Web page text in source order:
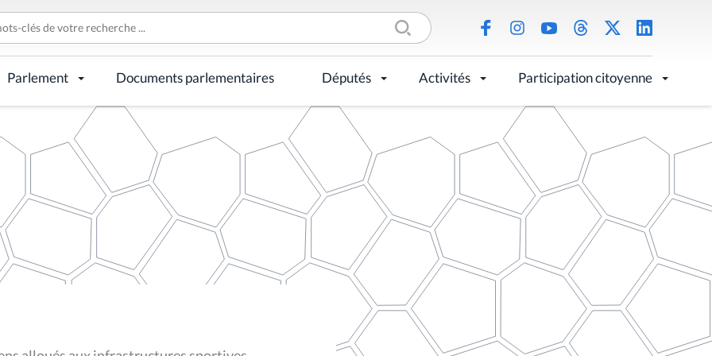
Parlement Documents parlementaires Députés Activités Participation citoyenne